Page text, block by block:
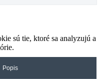
sú tie, ktoré sa analyzujú a
Popis